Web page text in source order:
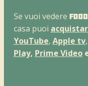
Se vuoi vedere
casa puoi
YouTube, Apple tv,
Play, Prime Video